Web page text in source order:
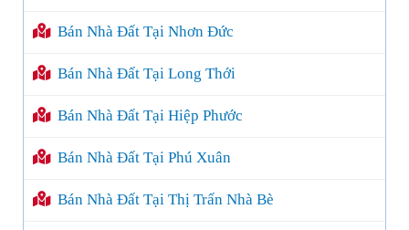
Bán Nhà Đất Tại Nhơn Đức
Bán Nhà Đất Tại Long Thới
Bán Nhà Đất Tại Hiệp Phước
Bán Nhà Đất Tại Phú Xuân
Bán Nhà Đất Tại Thị Trấn Nhà Bè